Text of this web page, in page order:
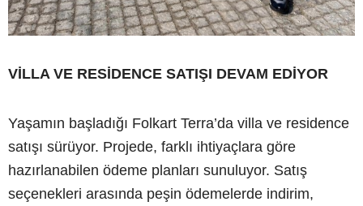
VİLLA VE RESİDENCE SATIŞI DEVAM EDİYOR
Yaşamın başladığı Folkart Terra’da villa ve residence
satışı sürüyor. Projede, farklı ihtiyaçlara göre
hazırlanabilen ödeme planları sunuluyor. Satış
seçenekleri arasında peşin ödemelerde indirim,